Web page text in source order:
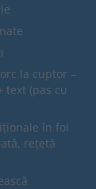
la cuptor –
text (pas cu
în foi
rețetă